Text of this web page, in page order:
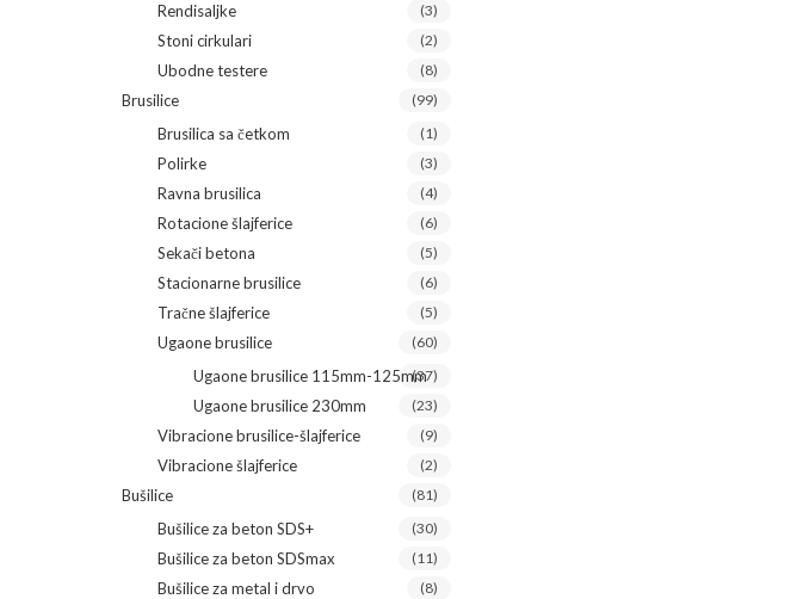
Rendisaljke (3)
Stoni cirkulari (2)
Ubodne testere (8)
Brusilice (99)
Brusilica sa četkom (1)
Polirke (3)
Ravna brusilica (4)
Rotacione šlajferice (6)
Sekači betona (5)
Stacionarne brusilice (6)
Tračne šlajferice (5)
Ugaone brusilice (60)
Ugaone brusilice 115mm-125mm
(37)
Ugaone brusilice 230mm (23)
Vibracione brusilice-šlajferice (9)
Vibracione šlajferice (2)
Bušilice (81)
Bušilice za beton SDS+ (30)
Bušilice za beton SDSmax (11)
Bušilice za metal i drvo (8)